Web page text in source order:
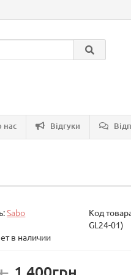
нас Відгуки
Sabo
Код
GL24-01)
в наличии